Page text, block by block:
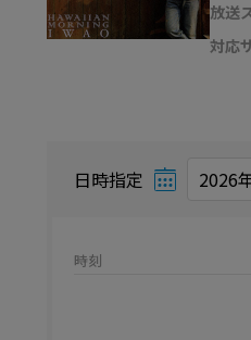
放送
対応
日時指定
時刻